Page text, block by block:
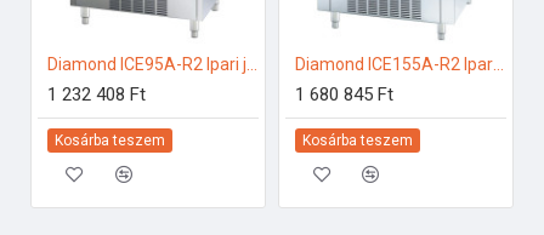
1 232 408 Ft
Kosárba teszem
Diamond ICE155A-R2 Ipari jégkockakészítő
1 680 845 Ft
Kosárba teszem